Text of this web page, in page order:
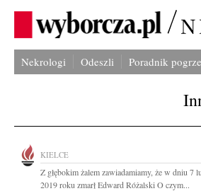
Nekrologi Odeszli Poradnik
KIELCE
Z głębokim żalem zawiadamiamy, że w dniu 7
2019 roku zmarł Edward Różalski O czym...